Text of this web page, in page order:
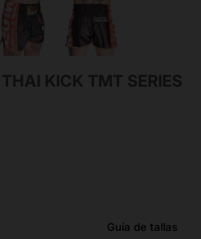
KICK TMT SERIES
Guía de tallas